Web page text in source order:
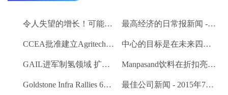
令人失望的增长！可能在下面的估计值为2.7％ 最高经济的日常报新闻 - 2015年7月9日
CCEA批准建立Agritech基础设施基金;卢比的分配预算。200亿卢比 中心的目标是在未来四个月内创建一个包含8000万农民的数据库
GAIL进军制氢领域 扩大其可再生能源产品组合 Manpasand饮料在折扣亮相时交易
Goldstone Infra Rallies 6％;计划出售聚合物绝缘人司 最佳公司新闻 - 2015年7月8日